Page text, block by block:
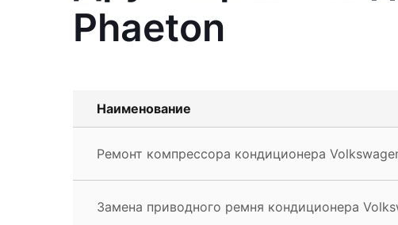
Phaeton
Наименование
Ремонт компрессора кондиционера
Замена приводного ремня кондиционера